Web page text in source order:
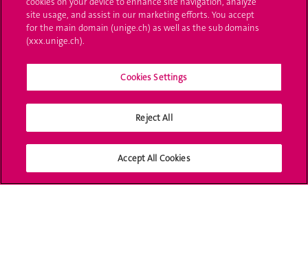
UNIGE Mobile
Bibliothèque
Médias sociaux UNIGE
site usage, and assist in our marketing efforts. You accept
for the main domain (unige.ch) as well as the sub domains
(xxx.unige.ch).
Cookies Settings
Reject All
Accept All Cookies